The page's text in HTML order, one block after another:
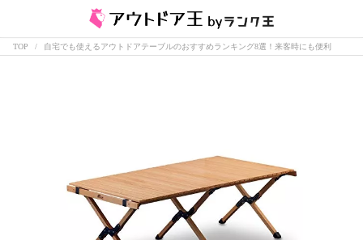
TOP 自宅でも使えるアウトドアテーブルのおすすめランキング8選！来客時にも便利